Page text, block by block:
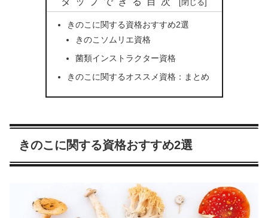
きのこに関する資格おすすめ2選
きのこソムリエ資格
菌類インストラクター資格
きのこに関するオススメ資格：まとめ
きのこに関する資格おすすめ2選